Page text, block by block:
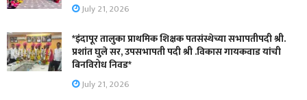
July 21, 2026
*इंदापूर तालुका प्राथमिक शिक्षक पतसंस्थेच्या सभापतीपदी श्री.
प्रशांत घुले सर, उपसभापती पदी श्री .विकास गायकवाड यांची
बिनविरोध निवड*
July 21, 2026